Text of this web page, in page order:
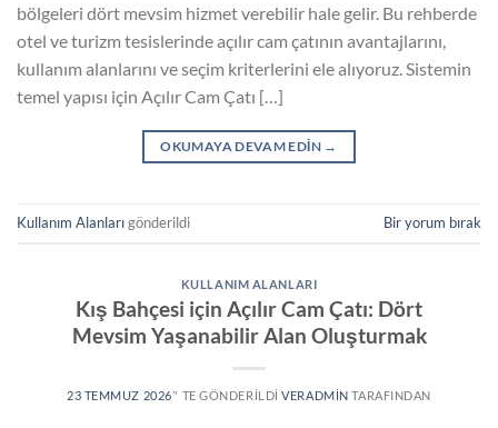
bölgeleri dört mevsim hizmet verebilir hale gelir. Bu rehberde
otel ve turizm tesislerinde açılır cam çatının avantajlarını,
kullanım alanlarını ve seçim kriterlerini ele alıyoruz. Sistemin
temel yapısı için Açılır Cam Çatı […]
OKUMAYA DEVAM EDIN →
Kullanım Alanlarıgönderildi Bir yorum bırak
KULLANIM ALANLARI
Kış Bahçesi için Açılır Cam Çatı: Dört
Mevsim Yaşanabilir Alan Oluşturmak
23 TEMMUZ 2026’' TE GÖNDERILDI VERADMIN TARAFINDAN